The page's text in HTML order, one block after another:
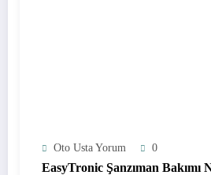
Oto Usta Yorum 0
EasyTronic Şanzıman Bakımı